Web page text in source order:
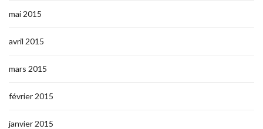
mai 2015
avril 2015
mars 2015
février 2015
janvier 2015